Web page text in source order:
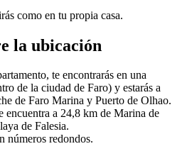
como en tu propia casa.
la ubicación
te encontrarás en una
de la ciudad de Faro) y estarás a
de Faro Marina y Puerto de Olhao.
encuentra a 24,8 km de Marina de
de Falesia.
números redondos.